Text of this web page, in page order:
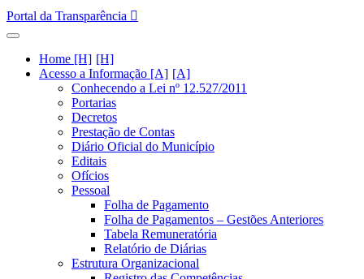
Portal da Transparência
Home [H]
Acesso a Informação [A]
Conhecendo a Lei nº 12.527/2011
Portarias
Decretos
Prestação de Contas
Diário Oficial do Município
Editais
Ofícios
Pessoal
Folha de Pagamento
Folha de Pagamentos – Gestões Anteriores
Tabela Remuneratória
Relatório de Diárias
Estrutura Organizacional